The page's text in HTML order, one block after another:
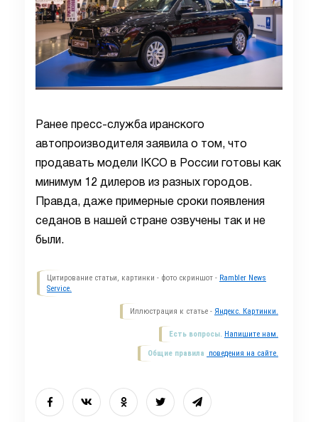
Ранее пресс-служба иранского
автопроизводителя заявила о том, что
продавать модели IKCO в России готовы как
минимум 12 дилеров из разных городов.
Правда, даже примерные сроки появления
седанов в нашей стране озвучены так и не
были.
Цитирование статьи, картинки - фото скриншот - Rambler News
Service.
Иллюстрация к статье - Яндекс. Картинки.
Есть вопросы. Напишите нам.
Общие правила поведения на сайте.